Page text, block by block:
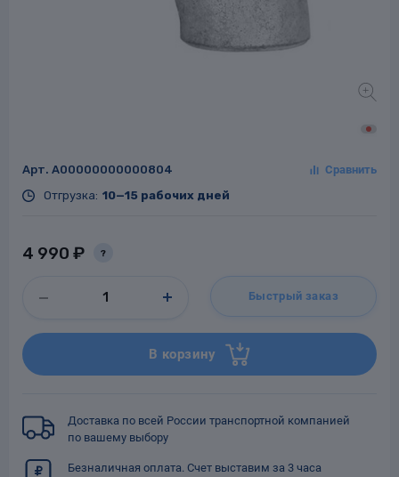
Арт. A00000000000804
Отгрузка: 10—15 рабочих дней
4 990 ₽ ?
Быстрый заказ
В корзину
Доставка по всей России транспортной компанией
по вашему выбору
Безналичная оплата. Счет выставим за 3 часа
Заглушки для труб
стальные
Фланцы стальные
Фильтры для
трубопроводов